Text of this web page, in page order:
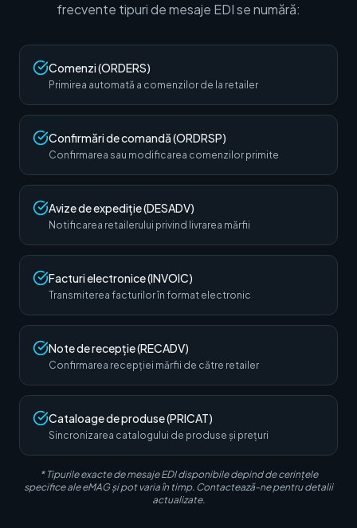
frecvente tipuri de mesaje EDI se numără:
Comenzi (ORDERS)
Primirea automată a comenzilor de la retailer
Confirmări de comandă (ORDRSP)
Confirmarea sau modificarea comenzilor primite
Avize de expediție (DESADV)
Notificarea retailerului privind livrarea mărfii
Facturi electronice (INVOIC)
Transmiterea facturilor în format electronic
Note de recepție (RECADV)
Confirmarea recepției mărfii de către retailer
Cataloage de produse (PRICAT)
Sincronizarea catalogului de produse și prețuri
* Tipurile exacte de mesaje EDI disponibile depind de cerințele
specifice ale eMAG și pot varia în timp. Contactează-ne pentru detalii
actualizate.